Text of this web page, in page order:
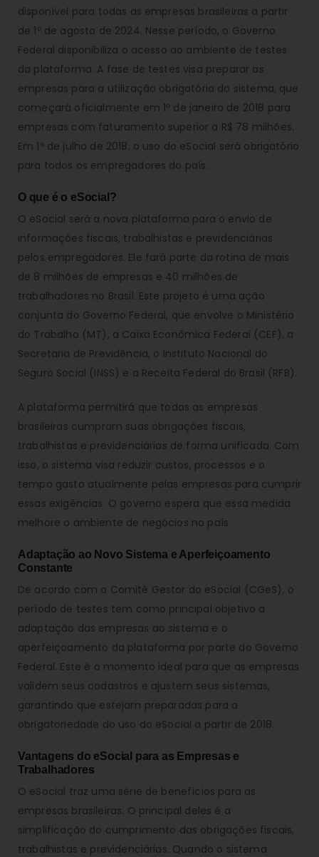
disponível para todas as empresas brasileiras a partir
de 1º de agosto de 2024. Nesse período, o Governo
Federal disponibiliza o acesso ao ambiente de testes
da plataforma. A fase de testes visa preparar as
empresas para a utilização obrigatória do sistema, que
começará oficialmente em 1º de janeiro de 2018 para
empresas com faturamento superior a R$ 78 milhões.
Em 1º de julho de 2018, o uso do eSocial será obrigatório
para todos os empregadores do país.
O que é o eSocial?
O eSocial será a nova plataforma para o envio de
informações fiscais, trabalhistas e previdenciárias
pelos empregadores. Ele fará parte da rotina de mais
de 8 milhões de empresas e 40 milhões de
trabalhadores no Brasil. Este projeto é uma ação
conjunta do Governo Federal, que envolve o Ministério
do Trabalho (MT), a Caixa Econômica Federal (CEF), a
Secretaria de Previdência, o Instituto Nacional do
Seguro Social (INSS) e a Receita Federal do Brasil (RFB).
A plataforma permitirá que todas as empresas
brasileiras cumpram suas obrigações fiscais,
trabalhistas e previdenciárias de forma unificada. Com
isso, o sistema visa reduzir custos, processos e o
tempo gasto atualmente pelas empresas para cumprir
essas exigências. O governo espera que essa medida
melhore o ambiente de negócios no país.
Adaptação ao Novo Sistema e Aperfeiçoamento
Constante
De acordo com o Comitê Gestor do eSocial (CGeS), o
período de testes tem como principal objetivo a
adaptação das empresas ao sistema e o
aperfeiçoamento da plataforma por parte do Governo
Federal. Este é o momento ideal para que as empresas
validem seus cadastros e ajustem seus sistemas,
garantindo que estejam preparadas para a
obrigatoriedade do uso do eSocial a partir de 2018.
Vantagens do eSocial para as Empresas e
Trabalhadores
O eSocial traz uma série de benefícios para as
empresas brasileiras. O principal deles é a
simplificação do cumprimento das obrigações fiscais,
trabalhistas e previdenciárias. Quando o sistema